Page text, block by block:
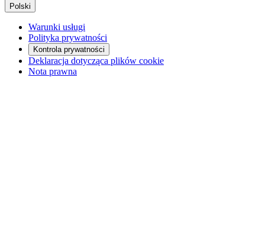
Polski
Warunki usługi
Polityka prywatności
Kontrola prywatności
Deklaracja dotycząca plików cookie
Nota prawna